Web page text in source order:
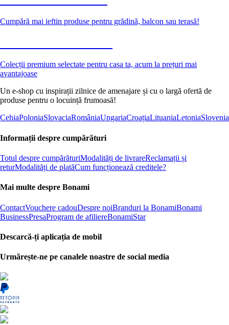
Cumpără mai ieftin produse pentru grădină, balcon sau terasă!
Colecții premium selectate pentru casa ta, acum la prețuri mai
avantajoase
Un e-shop cu inspirații zilnice de amenajare și cu o largă ofertă de
produse pentru o locuință frumoasă!
CehiaPoloniaSlovaciaRomâniaUngariaCroațiaLituaniaLetoniaSlovenia
Informații despre cumpărături
Totul despre cumpărăturiModalități de livrareReclamații și
returModalități de platăCum funcționează creditele?
Mai multe despre Bonami
ContactVouchere cadouDespre noiBranduri la BonamiBonami
BusinessPresaProgram de afiliereBonamiStar
Descarcă-ți aplicația de mobil
Urmărește-ne pe canalele noastre de social media